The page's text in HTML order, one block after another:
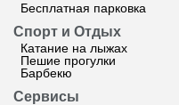
Бесплатная парковка
Спорт и Отдых
Катание на лыжах
Пешие прогулки
Барбекю
Сервисы